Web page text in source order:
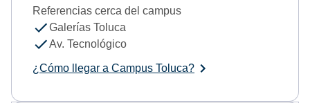
Referencias cerca del campus
Galerías Toluca
Av. Tecnológico
¿Cómo llegar a Campus Toluca?